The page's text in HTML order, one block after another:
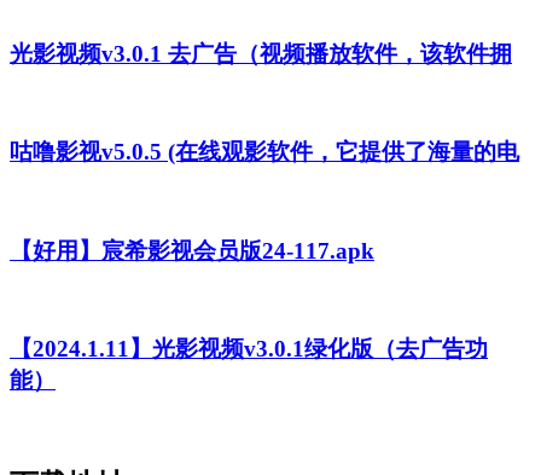
光影视频v3.0.1 去广告（视频播放软件，该软件拥
咕噜影视v5.0.5 (在线观影软件，它提供了海量的电
【好用】宸希影视会员版24-117.apk
【2024.1.11】光影视频v3.0.1绿化版（去广告功
能）